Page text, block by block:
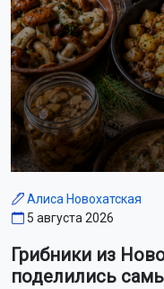
Алиса Новохатская
5 августа 2026
Грибники из
поделились